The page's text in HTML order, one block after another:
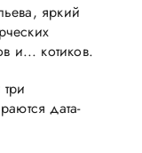
яркий
и... котиков.
дата-